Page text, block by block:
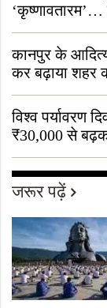
‘कृष्णावतारम’…
“ऐसा तो सिर्फ़
कानपुर के
कर बढ़ाया शहर
विश्व पर्यावरण
₹30,000 से
जरूर पढ़ें